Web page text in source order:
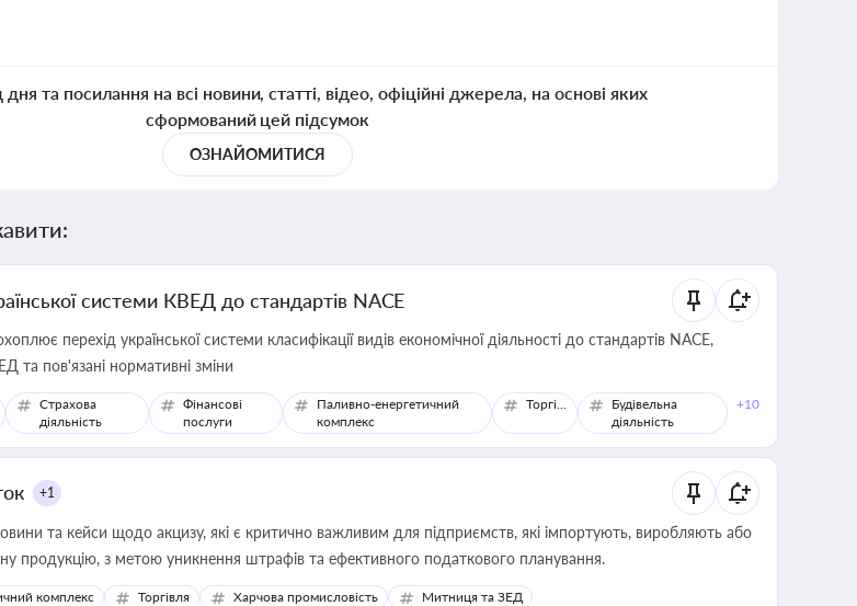
та посилання на всі новини, статті, відео, офіційні джерела, на основі яких
сформований цей підсумок
ОЗНАЙОМИТИСЯ
системи КВЕД до стандартів NACE
перехід української системи класифікації видів економічної діяльності до стандартів NACE,
та пов'язані нормативні зміни
Страхова
діяльність
Фінансові
послуги
Паливно-енергетичний
комплекс
Торгівля
Будівельна
діяльність
+10
+1
та кейси щодо акцизу, які є критично важливим для підприємств, які імпортують, виробляють або
продукцію, з метою уникнення штрафів та ефективного податкового планування.
комплекс Торгівля Харчова промисловість Митниця та ЗЕД